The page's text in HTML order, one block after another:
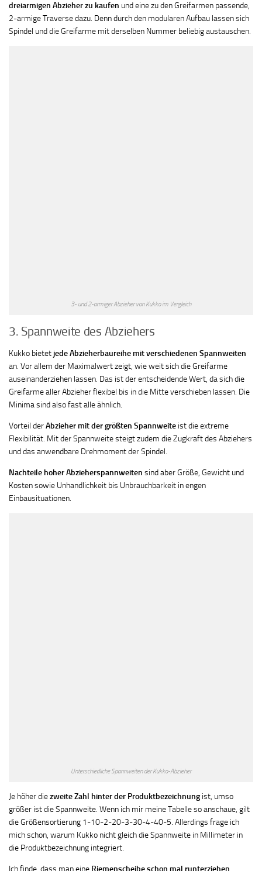
dreiarmigen Abzieher zu kaufen und eine zu den Greifarmen passende,
2-armige Traverse dazu. Denn durch den modularen Aufbau lassen sich
Spindel und die Greifarme mit derselben Nummer beliebig austauschen.
3- und 2-armiger Abzieher von Kukko im Vergleich
3. Spannweite des Abziehers
Kukko bietet jede Abzieherbaureihe mit verschiedenen Spannweiten
an. Vor allem der Maximalwert zeigt, wie weit sich die Greifarme
auseinanderziehen lassen. Das ist der entscheidende Wert, da sich die
Greifarme aller Abzieher flexibel bis in die Mitte verschieben lassen. Die
Minima sind also fast alle ähnlich.
Vorteil derAbzieher mit der größten Spannweite ist die extreme
Flexibilität. Mit der Spannweite steigt zudem die Zugkraft des Abziehers
und das anwendbare Drehmoment der Spindel.
Nachteile hoher Abzieherspannweiten sind aber Größe, Gewicht und
Kosten sowie Unhandlichkeit bis Unbrauchbarkeit in engen
Einbausituationen.
Unterschiedliche Spannweiten der Kukko-Abzieher
Je höher diezweite Zahl hinter der Produktbezeichnung ist, umso
größer ist die Spannweite. Wenn ich mir meine Tabelle so anschaue, gilt
die Größensortierung 1-10-2-20-3-30-4-40-5. Allerdings frage ich
mich schon, warum Kukko nicht gleich die Spannweite in Millimeter in
die Produktbezeichnung integriert.
Ich finde, dass man eine Riemenscheibe schon mal runterziehen